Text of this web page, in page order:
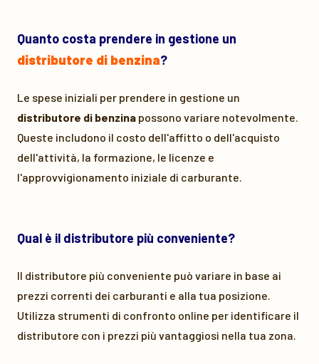
Quanto costa prendere in gestione un
distributore di benzina?
Le spese iniziali per prendere in gestione un
distributore di benzina possono variare notevolmente.
Queste includono il costo dell'affitto o dell'acquisto
dell'attività, la formazione, le licenze e
l'approvvigionamento iniziale di carburante.
Qual è il distributore più conveniente?
Il distributore più conveniente può variare in base ai
prezzi correnti dei carburanti e alla tua posizione.
Utilizza strumenti di confronto online per identificare il
distributore con i prezzi più vantaggiosi nella tua zona.